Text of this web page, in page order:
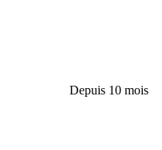
Depuis 10 mois